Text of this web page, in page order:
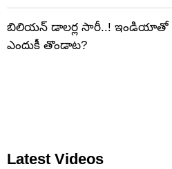
బిలియన్ డాలర్ల సారీ..! ఇండియాతో
ఎందుకీ తొండాట?
Latest Videos